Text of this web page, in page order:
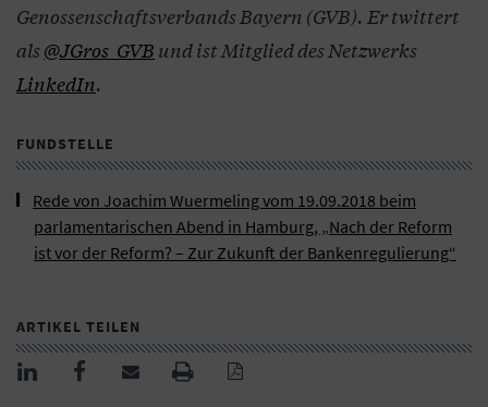
Genossenschaftsverbands Bayern (GVB). Er twittert
als@JGros_GVB und ist Mitglied des Netzwerks
LinkedIn.
FUNDSTELLE
Rede von Joachim Wuermeling vom 19.09.2018 beim
parlamentarischen Abend in Hamburg, „Nach der Reform
ist vor der Reform? – Zur Zukunft der Bankenregulierung“
ARTIKEL TEILEN